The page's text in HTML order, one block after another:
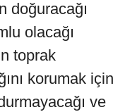
doğuracağı
olacağı
toprak
korumak için
ve